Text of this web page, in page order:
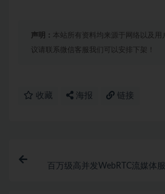
声明： 本站所有资料均来源于网络以及用
议请联系微信客服我们可以安排下架！
收藏 海报 链接
百万级高并发WebRTC流媒体